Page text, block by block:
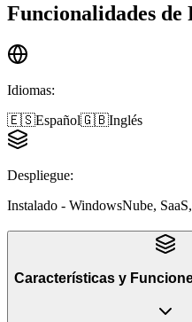
Funcionalidades de
Idiomas:
🇪🇸Español🇬🇧Inglés
Despliegue:
Instalado - WindowsNube,
Características y